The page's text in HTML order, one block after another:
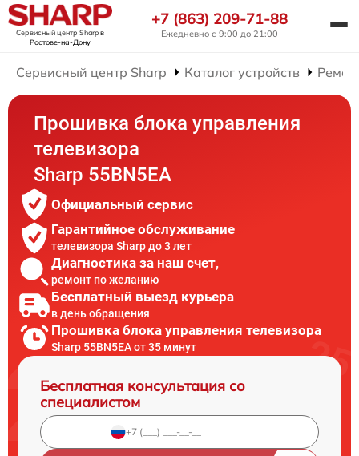
Сервисный центр Sharpв
Ростове-на-Дону
+7 (863) 209-71-88
Ежедневно с 9:00 до 21:00
Сервисный центр Sharp Каталог устройств
Прошивка блока управления
телевизора
Sharp 55BN5EA
Официальный сервис
Гарантийное обслуживание
телевизора Sharp до 3 лет
Диагностика за наш счет,
ремонт по желанию
Бесплатный выезд курьера
в день обращения
Прошивка блока управления телевизора
Sharp 55BN5EA от 35 минут
Бесплатная консультация со
специалистом